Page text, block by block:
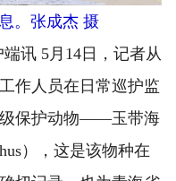
。张成杰 摄
讯 5月14日，记者从
作人员在日常巡护监
级保护动物——玉带海
），这是该物种在